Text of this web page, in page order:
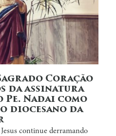
Coração
da assinatura
Pe. Nadai como
diocesano da
continue derramando